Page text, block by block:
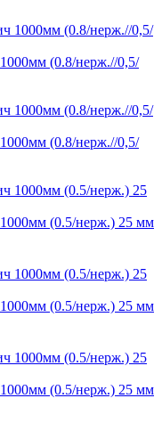
(0.8/нерж.//0,5/
(0.8/нерж.//0,5/
(0.5/нерж.) 25 мм
(0.5/нерж.) 25 мм
(0.5/нерж.) 25 мм